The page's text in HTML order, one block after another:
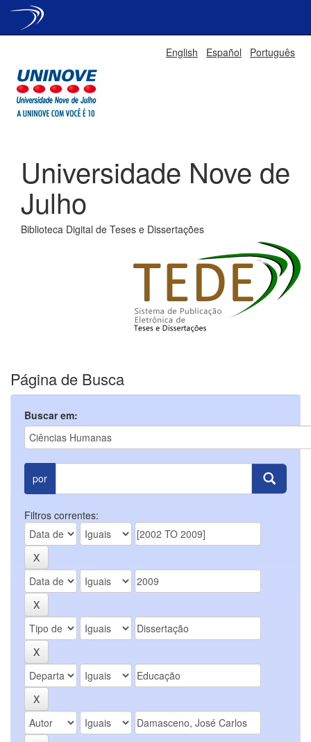
English Español Português
Universidade Nove de
Julho
Biblioteca Digital de Teses e Dissertações
Página de Busca
Buscar em:
por
Filtros correntes: